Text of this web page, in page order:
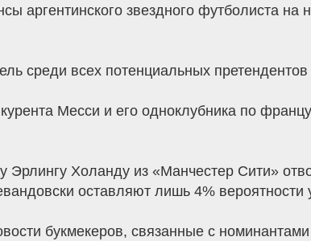
аргентинского звездного футболиста
среди всех потенциальных претендентов
Месси и его одноклубника по
Эрлингу Холанду из «Манчестер Сити»
оставляют лишь 4% вероятности
букмекеров, связанные с